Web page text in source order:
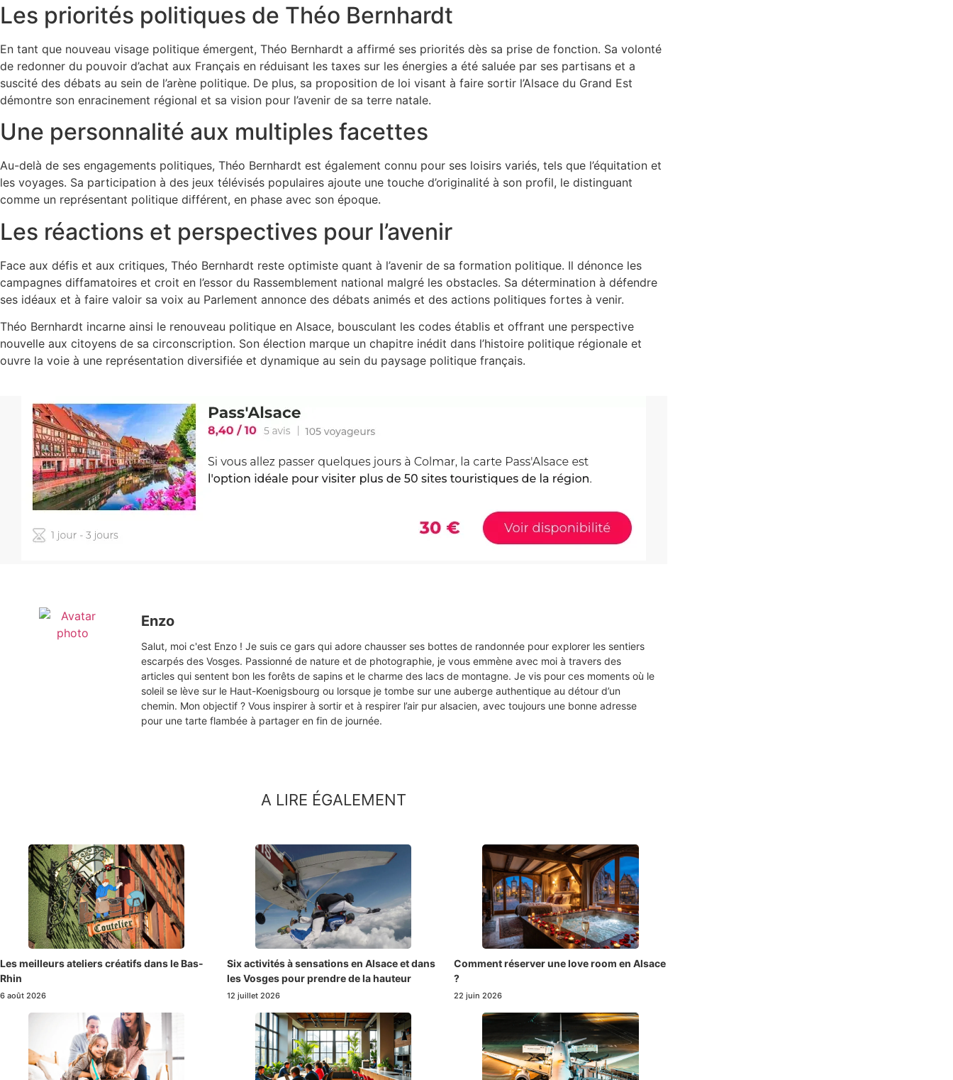
Les priorités politiques de Théo Bernhardt
En tant que nouveau visage politique émergent, Théo Bernhardt a affirmé ses priorités dès sa prise de fonction. Sa volonté
de redonner du pouvoir d’achat aux Français en réduisant les taxes sur les énergies a été saluée par ses partisans et a
suscité des débats au sein de l’arène politique. De plus, sa proposition de loi visant à faire sortir l’Alsace du Grand Est
démontre son enracinement régional et sa vision pour l’avenir de sa terre natale.
Une personnalité aux multiples facettes
Au-delà de ses engagements politiques, Théo Bernhardt est également connu pour ses loisirs variés, tels que l’équitation et
les voyages. Sa participation à des jeux télévisés populaires ajoute une touche d’originalité à son profil, le distinguant
comme un représentant politique différent, en phase avec son époque.
Les réactions et perspectives pour l’avenir
Face aux défis et aux critiques, Théo Bernhardt reste optimiste quant à l’avenir de sa formation politique. Il dénonce les
campagnes diffamatoires et croit en l’essor du Rassemblement national malgré les obstacles. Sa détermination à défendre
ses idéaux et à faire valoir sa voix au Parlement annonce des débats animés et des actions politiques fortes à venir.
Théo Bernhardt incarne ainsi le renouveau politique en Alsace, bousculant les codes établis et offrant une perspective
nouvelle aux citoyens de sa circonscription. Son élection marque un chapitre inédit dans l’histoire politique régionale et
ouvre la voie à une représentation diversifiée et dynamique au sein du paysage politique français.
Enzo
Salut, moi c'est Enzo ! Je suis ce gars qui adore chausser ses bottes de randonnée pour explorer les sentiers
escarpés des Vosges. Passionné de nature et de photographie, je vous emmène avec moi à travers des
articles qui sentent bon les forêts de sapins et le charme des lacs de montagne. Je vis pour ces moments où le
soleil se lève sur le Haut-Koenigsbourg ou lorsque je tombe sur une auberge authentique au détour d’un
chemin. Mon objectif ? Vous inspirer à sortir et à respirer l’air pur alsacien, avec toujours une bonne adresse
pour une tarte flambée à partager en fin de journée.
A LIRE ÉGALEMENT
Les meilleurs ateliers créatifs dans le Bas-
Rhin
6 août 2026
Six activités à sensations en Alsace et dans
les Vosges pour prendre de la hauteur
12 juillet 2026
Comment réserver une love room en Alsace
?
22 juin 2026